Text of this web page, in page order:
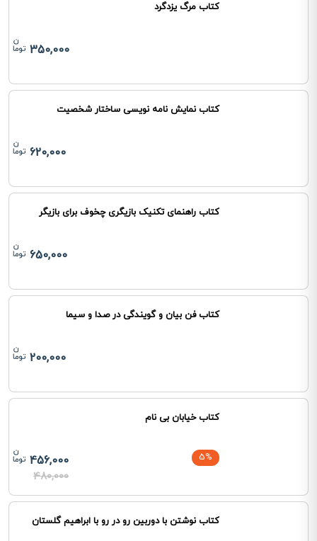
کتاب مرگ یزدگرد
350,000
کتاب نمایش نامه نویسی ساختار شخصیت
620,000
کتاب راهنمای تکنیک بازیگری چخوف برای بازیگر
650,000
کتاب فن بیان و گویندگی در صدا و سیما
200,000
کتاب خیابان بی نام
5%
456,000
480,000
کتاب نوشتن با دوربین رو در رو با ابراهیم گلستان